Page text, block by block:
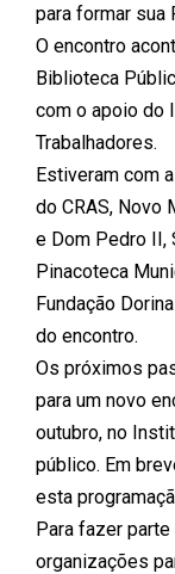
para formar sua
O encontro
Biblioteca
com o apoio do
Trabalhadores.
Estiveram com
do CRAS, Novo
e Dom Pedro II,
Pinacoteca
Fundação
do encontro.
Os próximos
para um novo
outubro, no
público. Em
esta
Para fazer
organizações